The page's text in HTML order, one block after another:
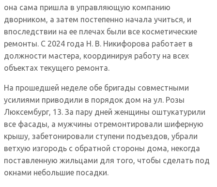
она сама пришла в управляющую компанию
дворником, а затем постепенно начала учиться, и
впоследствии на ее плечах были все косметические
ремонты. С 2024 года Н. В. Никифорова работает в
должности мастера, координируя работу на всех
объектах текущего ремонта.
На прошедшей неделе обе бригады совместными
усилиями приводили в порядок дом на ул. Розы
Люксембург, 13. За пару дней женщины оштукатурили
все фасады, а мужчины отремонтировали шиферную
крышу, забетонировали ступени подъездов, убрали
ветхую изгородь с обратной стороны дома, некогда
поставленную жильцами для того, чтобы сделать под
окнами небольшие посадки.